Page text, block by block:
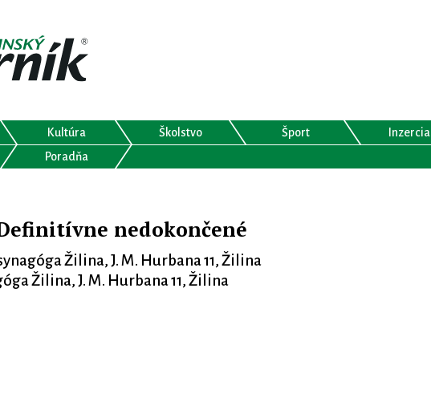
Kultúra Školstvo Šport Inzercia
Poradňa
nedokončené
Žilina, J. M. Hurbana 11, Žilina
Žilina, J. M. Hurbana 11, Žilina